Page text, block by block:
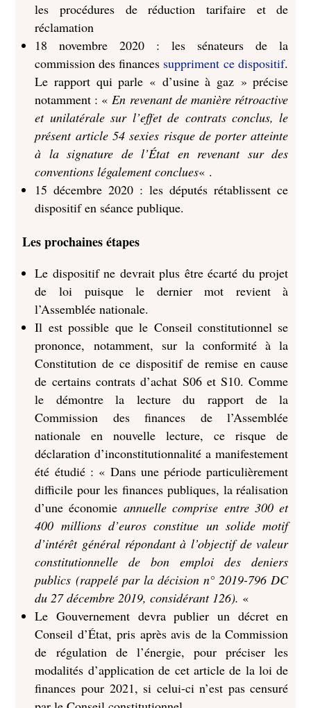
les procédures de réduction tarifaire et de
réclamation
18 novembre 2020 : les sénateurs de la
commission des finances suppriment ce dispositif.
Le rapport qui parle « d’usine à gaz » précise
notamment : «En revenant de manière rétroactive
et unilatérale sur l’effet de contrats conclus, le
présent article 54 sexies risque de porter atteinte
à la signature de l’État en revenant sur des
conventions légalement conclues« .
15 décembre 2020 : les députés rétablissent ce
dispositif en séance publique.
Les prochaines étapes
Le dispositif ne devrait plus être écarté du projet
de loi puisque le dernier mot revient à
l’Assemblée nationale.
Il est possible que le Conseil constitutionnel se
prononce, notamment, sur la conformité à la
Constitution de ce dispositif de remise en cause
de certains contrats d’achat S06 et S10. Comme
le démontre la lecture du rapport de la
Commission des finances de l’Assemblée
nationale en nouvelle lecture, ce risque de
déclaration d’inconstitutionnalité a manifestement
été étudié : « Dans une période particulièrement
difficile pour les finances publiques, la réalisation
d’une économie annuelle comprise entre 300 et
400 millions d’euros constitue un solide motif
d’intérêt général répondant à l’objectif de valeur
constitutionnelle de bon emploi des deniers
publics (rappelé par la décision n° 2019-796 DC
du 27 décembre 2019, considérant 126). «
Le Gouvernement devra publier un décret en
Conseil d’État, pris après avis de la Commission
de régulation de l’énergie, pour préciser les
modalités d’application de cet article de la loi de
finances pour 2021, si celui-ci n’est pas censuré